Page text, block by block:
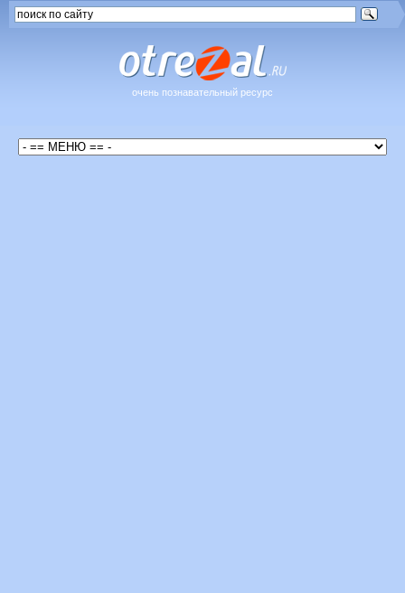
очень познавательный ресурс